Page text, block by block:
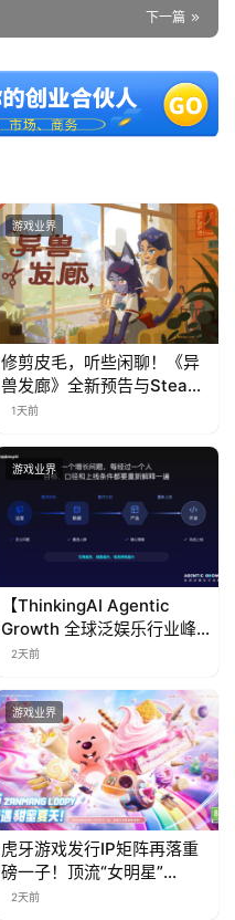
下一篇
游戏业界
修剪皮毛，听些闲聊！《异
兽发廊》全新预告与Steam
免费试玩公开
1天前
游戏业界
【ThinkingAI Agentic
Growth 全球泛娱乐行业峰
会】Agent 时代，人到底负
2天前
游戏业界
虎牙游戏发行IP矩阵再落重
磅一子！顶流“女明星”
ZANMANG LOOPY 正版3D
2天前